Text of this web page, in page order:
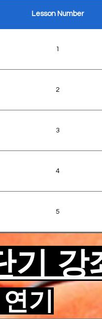
for auditions.
games.
storytelling.
comedic
Transactions).
in an ensemble
slot for
technical skills to
and discipline.
focus. Mock
and Q&A on the
Casting,
Lesson Number
1
2
3
4
5
기 강
기